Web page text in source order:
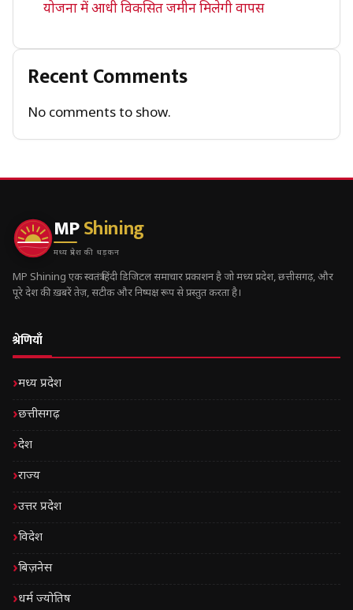
योजना में आधी विकसित जमीन मिलेगी वापस
Recent Comments
No comments to show.
MPShining
मध्य प्रदेश की धड़कन
MP Shining एक स्वतंत्र हिंदी डिजिटल समाचार प्रकाशन है जो मध्य प्रदेश, छत्तीसगढ़, और
पूरे देश की ख़बरें तेज़, सटीक और निष्पक्ष रूप से प्रस्तुत करता है।
श्रेणियाँ
मध्य प्रदेश
छत्तीसगढ़
देश
राज्य
उत्तर प्रदेश
विदेश
बिज़नेस
धर्म ज्योतिष